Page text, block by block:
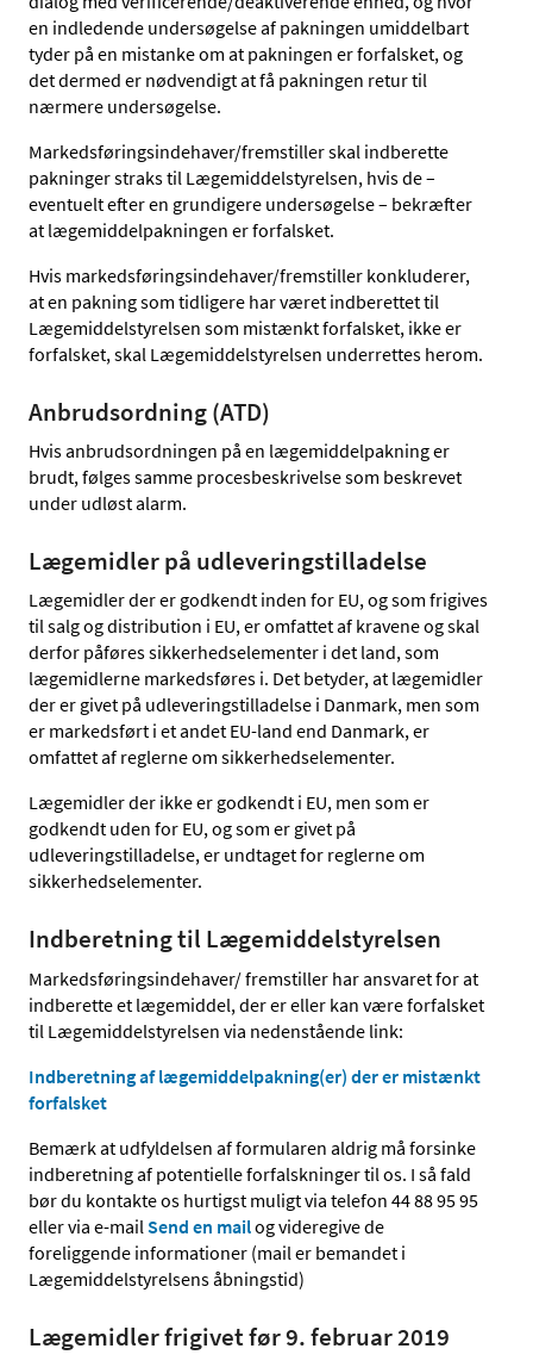
en indledende undersøgelse af pakningen umiddelbart
tyder på en mistanke om at pakningen er forfalsket, og
det dermed er nødvendigt at få pakningen retur til
nærmere undersøgelse.
Markedsføringsindehaver/fremstiller skal indberette
pakninger straks til Lægemiddelstyrelsen, hvis de –
eventuelt efter en grundigere undersøgelse – bekræfter
at lægemiddelpakningen er forfalsket.
Hvis markedsføringsindehaver/fremstiller konkluderer,
at en pakning som tidligere har været indberettet til
Lægemiddelstyrelsen som mistænkt forfalsket, ikke er
forfalsket, skal Lægemiddelstyrelsen underrettes herom.
Anbrudsordning (ATD)
Hvis anbrudsordningen på en lægemiddelpakning er
brudt, følges samme procesbeskrivelse som beskrevet
under udløst alarm.
Lægemidler på udleveringstilladelse
Lægemidler der er godkendt inden for EU, og som frigives
til salg og distribution i EU, er omfattet af kravene og skal
derfor påføres sikkerhedselementer i det land, som
lægemidlerne markedsføres i. Det betyder, at lægemidler
der er givet på udleveringstilladelse i Danmark, men som
er markedsført i et andet EU-land end Danmark, er
omfattet af reglerne om sikkerhedselementer.
Lægemidler der ikke er godkendt i EU, men som er
godkendt uden for EU, og som er givet på
udleveringstilladelse, er undtaget for reglerne om
sikkerhedselementer.
Indberetning til Lægemiddelstyrelsen
Markedsføringsindehaver/ fremstiller har ansvaret for at
indberette et lægemiddel, der er eller kan være forfalsket
til Lægemiddelstyrelsen via nedenstående link:
Indberetning af lægemiddelpakning(er) der er mistænkt
forfalsket
Bemærk at udfyldelsen af formularen aldrig må forsinke
indberetning af potentielle forfalskninger til os. I så fald
bør du kontakte os hurtigst muligt via telefon 44 88 95 95
eller via e-mail Send en mailog videregive de
foreliggende informationer (mail er bemandet i
Lægemiddelstyrelsens åbningstid)
Lægemidler frigivet før 9. februar 2019